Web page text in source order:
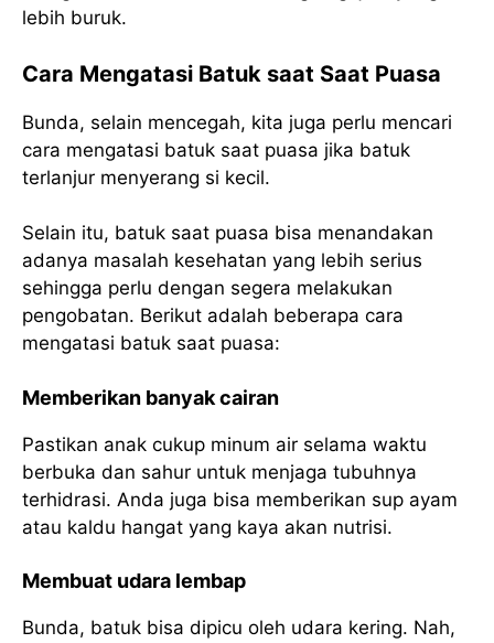
lebih buruk.
Cara Mengatasi Batuk saat Saat Puasa
Bunda, selain mencegah, kita juga perlu mencari
cara mengatasi batuk saat puasa jika batuk
terlanjur menyerang si kecil.
Selain itu, batuk saat puasa bisa menandakan
adanya masalah kesehatan yang lebih serius
sehingga perlu dengan segera melakukan
pengobatan. Berikut adalah beberapa cara
mengatasi batuk saat puasa:
Memberikan banyak cairan
Pastikan anak cukup minum air selama waktu
berbuka dan sahur untuk menjaga tubuhnya
terhidrasi. Anda juga bisa memberikan sup ayam
atau kaldu hangat yang kaya akan nutrisi.
Membuat udara lembap
Bunda, batuk bisa dipicu oleh udara kering. Nah,